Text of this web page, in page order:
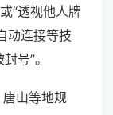
“透视他人牌
动连接等技
号”。
山等地规